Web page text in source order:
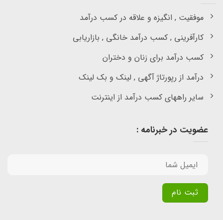
موفقیت , انگیزه و علاقه در کسب درآمد
کارآفرینی , کسب درآمد خانگی , بازاریابی
کسب درآمد برای زنان و دختران
درآمد از رپورتاژ آگهی , لینک و بک لینک
سایر راههای کسب درآمد از اینترنت
عضویت در خبرنامه :